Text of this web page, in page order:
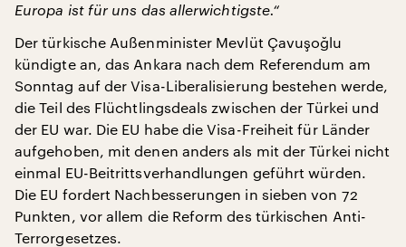
Europa ist für uns das allerwichtigste.“
Der türkische Außenminister Mevlüt Çavuşoğlu
kündigte an, das Ankara nach dem Referendum am
Sonntag auf der Visa-Liberalisierung bestehen werde,
die Teil des Flüchtlingsdeals zwischen der Türkei und
der EU war. Die EU habe die Visa-Freiheit für Länder
aufgehoben, mit denen anders als mit der Türkei nicht
einmal EU-Beitrittsverhandlungen geführt würden.
Die EU fordert Nachbesserungen in sieben von 72
Punkten, vor allem die Reform des türkischen Anti-
Terrorgesetzes.